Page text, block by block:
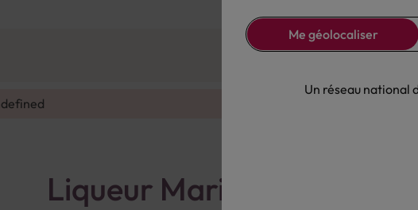
Liqueur Marie Brizard
Me géolocaliser
Un réseau national